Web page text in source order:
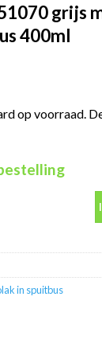
grijs
400ml
op voorraad.
metallic
in spuitbus